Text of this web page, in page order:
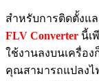
สำหรับการติดตั้งแ
FLV Converter นี้เ
ใช้งานลงบนเครื่อ
คุณสามารถแปลงไ